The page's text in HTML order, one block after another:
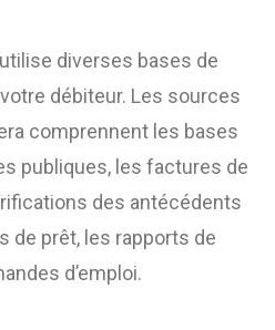
diverses bases de
débiteur. Les sources
comprennent les bases
publiques, les factures de
des antécédents
de prêt, les rapports de
d’emploi.